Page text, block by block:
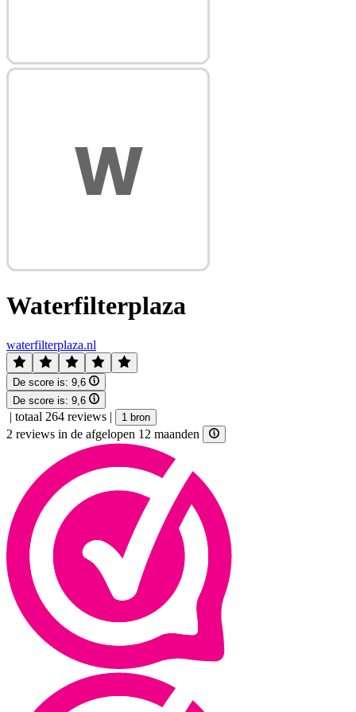
Waterfilterplaza
waterfilterplaza.nl
De score is: 9,6
De score is: 9,6
| totaal 264 reviews | 1 bron
2 reviews in de afgelopen 12 maanden